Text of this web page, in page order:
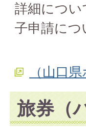
詳細につ
子申請に
（山口
旅券（